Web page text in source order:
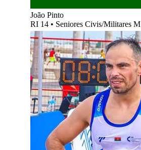
João Pinto
RI 14 • Seniores Civis/Militares M